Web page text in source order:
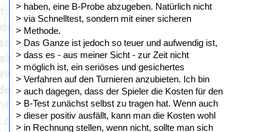
> haben, eine B-Probe abzugeben. Natürlich nicht
> via Schnelltest, sondern mit einer sicheren
> Methode.
> Das Ganze ist jedoch so teuer und aufwendig ist,
> dass es - aus meiner Sicht - zur Zeit nicht
> möglich ist, ein seriöses und gesichertes
> Verfahren auf den Turnieren anzubieten. Ich bin
> auch dagegen, dass der Spieler die Kosten für den
> B-Test zunächst selbst zu tragen hat. Wenn auch
> dieser positiv ausfällt, kann man die Kosten wohl
> in Rechnung stellen, wenn nicht, sollte man sich